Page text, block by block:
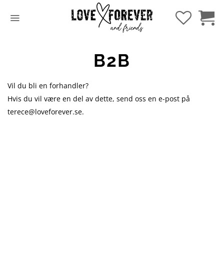
B2B
Vil du bli en forhandler?
Hvis du vil være en del av dette, send oss en e-post på
terece@loveforever.se.